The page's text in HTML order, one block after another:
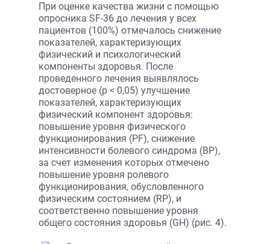
При оценке качества жизни с помощью
опросника SF-36 до лечения у всех
пациентов (100%) отмечалось снижение
показателей, характеризующих
физический и психологический
компоненты здоровья. После
проведенного лечения выявлялось
достоверное (р < 0,05) улучшение
показателей, характеризующих
физический компонент здоровья:
повышение уровня физического
функционирования (PF), снижение
интенсивности болевого синдрома (BP),
за счет изменения которых отмечено
повышение уровня ролевого
функционирования, обусловленного
физическим состоянием (RP), и
соответственно повышение уровня
общего состояния здоровья (GH) (рис. 4).